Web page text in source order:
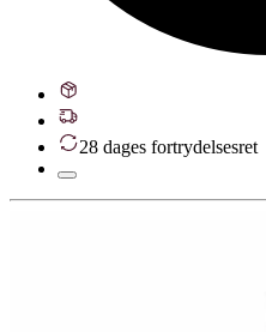
28 dages fortrydelsesret